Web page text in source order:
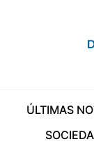
ÚLTIMAS